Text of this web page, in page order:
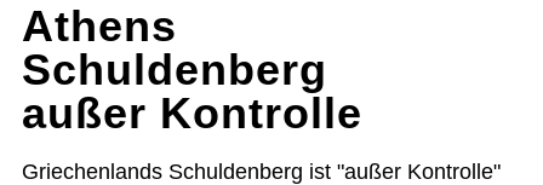
Athens
Schuldenberg
außer Kontrolle
Griechenlands Schuldenberg ist "außer Kontrolle"